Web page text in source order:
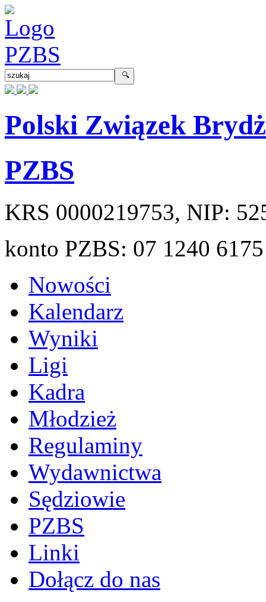
Polski Związek
PZBS
KRS 0000219753, NIP:
konto PZBS: 07 1240
Nowości
Kalendarz
Wyniki
Ligi
Kadra
Młodzież
Regulaminy
Wydawnictwa
Sędziowie
PZBS
Linki
Dołącz do nas